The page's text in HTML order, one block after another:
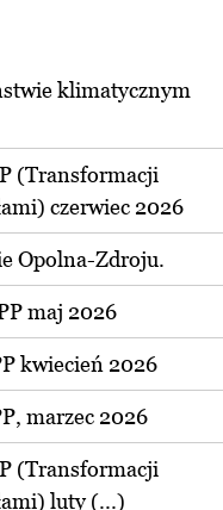
klimatycznym
(Transformacji
czerwiec 2026
Opolna-Zdroju.
maj 2026
kwiecień 2026
marzec 2026
(Transformacji
luty (...)